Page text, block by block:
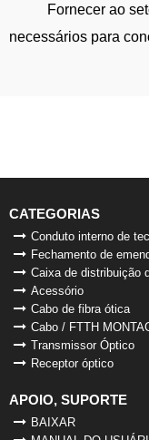
Fornecer ao
necessários para
CATEGORIAS
Conduto interno de
Fechamento de
Caixa de distribuição
Acessório
Cabo de fibra ótica
Cabo / FTTH
Transmissor Óptico
Receptor óptico
APOIO, SUPORTE
BAIXAR